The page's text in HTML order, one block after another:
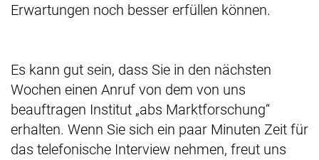
Erwartungen noch besser erfüllen können.
Es kann gut sein, dass Sie in den nächsten
Wochen einen Anruf von dem von uns
beauftragen Institut „abs Marktforschung“
erhalten. Wenn Sie sich ein paar Minuten Zeit für
das telefonische Interview nehmen, freut uns